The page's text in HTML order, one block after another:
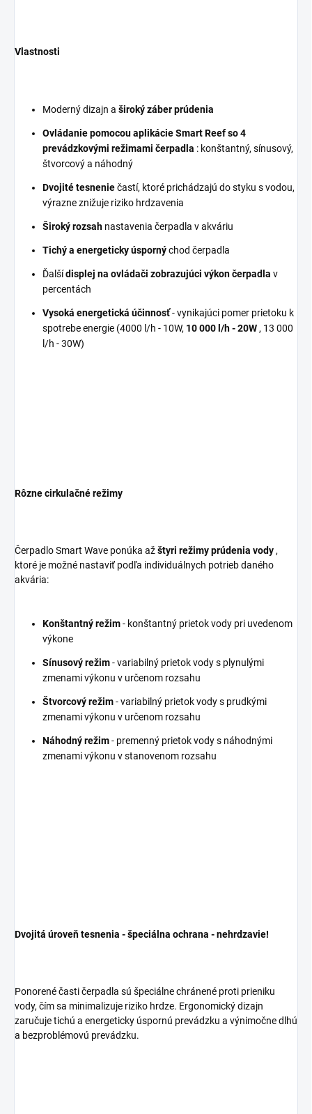
Vlastnosti
Moderný dizajn a široký záber prúdenia
Ovládanie pomocou aplikácie Smart Reef so 4
prevádzkovými režimami čerpadla : konštantný, sínusový,
štvorcový a náhodný
Dvojité tesneniečastí, ktoré prichádzajú do styku s vodou,
výrazne znižuje riziko hrdzavenia
Široký rozsah nastavenia čerpadla v akváriu
Tichý a energeticky úspornýchod čerpadla
Ďalšídisplej na ovládači zobrazujúci výkon čerpadla v
percentách
Vysoká energetická účinnosť- vynikajúci pomer prietoku k
spotrebe energie (4000 l/h - 10W, 10 000 l/h - 20W, 13 000
l/h - 30W)
Rôzne cirkulačné režimy
Čerpadlo Smart Wave ponúka ažštyri režimy prúdenia vody,
ktoré je možné nastaviť podľa individuálnych potrieb daného
akvária:
Konštantný režim- konštantný prietok vody pri uvedenom
výkone
Sínusový režim- variabilný prietok vody s plynulými
zmenami výkonu v určenom rozsahu
Štvorcový režim- variabilný prietok vody s prudkými
zmenami výkonu v určenom rozsahu
Náhodný režim- premenný prietok vody s náhodnými
zmenami výkonu v stanovenom rozsahu
Dvojitá úroveň tesnenia - špeciálna ochrana - nehrdzavie!
Ponorené časti čerpadla sú špeciálne chránené proti prieniku
vody, čím sa minimalizuje riziko hrdze. Ergonomický dizajn
zaručuje tichú a energeticky úspornú prevádzku a výnimočne dlhú
a bezproblémovú prevádzku.